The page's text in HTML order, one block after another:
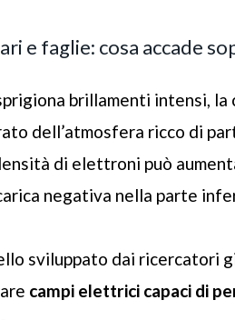
e faglie: cosa accade
brillamenti intensi,
dell’atmosfera ricco di
di elettroni può
negativa nella parte
sviluppato dai ricercatori
campi elettrici capaci di